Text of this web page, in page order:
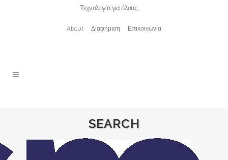
Τεχνολογία για όλους…
About Διαφήμιση Επικοινωνία
SEARCH